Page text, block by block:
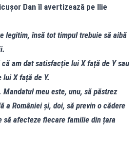
Dan îl avertizează pe Ilie
legitim, însă tot timpul trebuie să aibă
am dat satisfacție lui X față de Y sau
X față de Y.
meu este, unu, să păstrez
a României și, doi, să previn o cădere
să afecteze fiecare familie din țara